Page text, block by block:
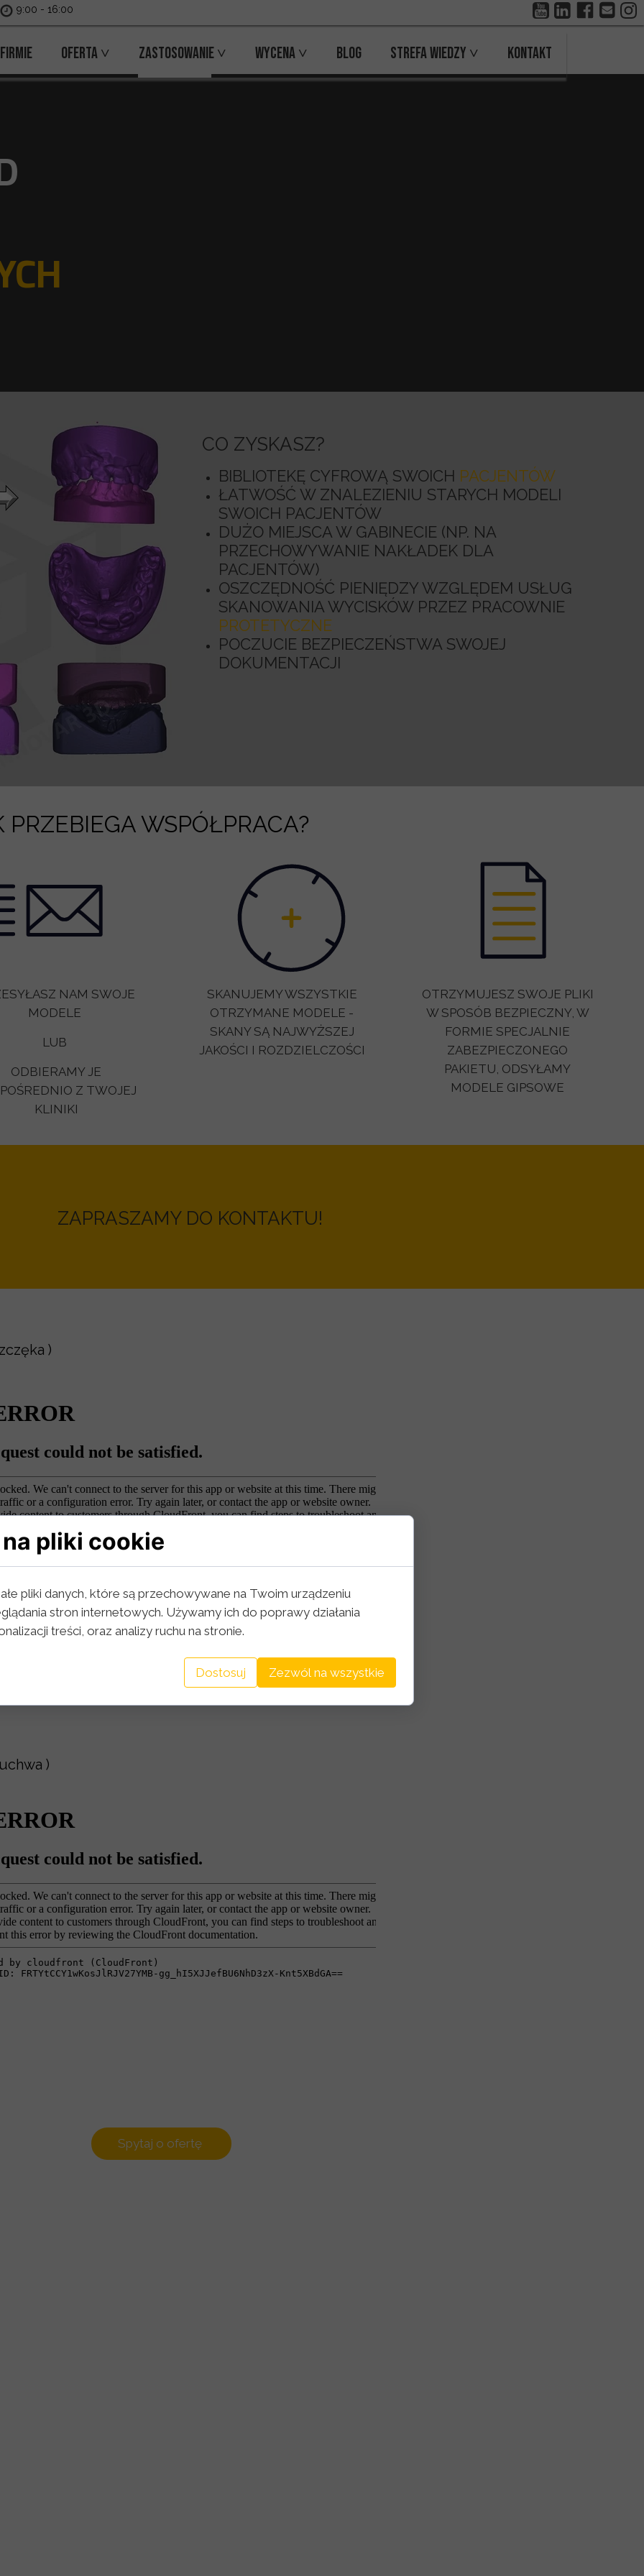
Oferta ˅ Zastosowanie ˅ Wycena ˅ BLOG Strefa wiedzy ˅ Kontakt
9:00 - 16:00
PRZEBIEGA WSPÓŁPRACA?
CO ZYSKASZ?
BIBLIOTEKĘ CYFROWĄ SWOICH PACJENTÓW
ŁATWOŚĆ W ZNALEZIENIU STARYCH MODELI
SWOICH PACJENTÓW
DUŻO MIEJSCA W GABINECIE (NP. NA
PRZECHOWYWANIE NAKŁADEK DLA
PACJENTÓW)
OSZCZĘDNOŚĆ PIENIĘDZY WZGLĘDEM USŁUG
SKANOWANIA WYCISKÓW PRZEZ PRACOWNIE
PROTETYCZNE
POCZUCIE BEZPIECZEŃSTWA SWOJEJ
DOKUMENTACJI
ZAPRASZAMY DO KONTAKTU!
Spytaj o ofertę
)
)
OTRZYMUJESZ SWOJE PLIKI
W SPOSÓB BEZPIECZNY, W
FORMIE SPECJALNIE
ZABEZPIECZONEGO
PAKIETU, ODSYŁAMY
MODELE GIPSOWE
SKANUJEMY WSZYSTKIE
OTRZYMANE MODELE -
SKANY SĄ NAJWYŻSZEJ
JAKOŚCI I ROZDZIELCZOŚCI
NAM SWOJE
MODELE
LUB
ODBIERAMY JE
Z TWOJEJ
KLINIKI
pliki cookie
pliki danych, które są przechowywane na Twoim urządzeniu
stron internetowych. Używamy ich do poprawy działania
treści, oraz analizy ruchu na stronie.
Dostosuj Zezwól na wszystkie